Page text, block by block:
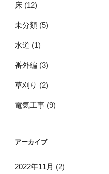
床 (12)
未分類 (5)
水道 (1)
番外編 (3)
草刈り (2)
電気工事 (9)
アーカイブ
2022年11月 (2)